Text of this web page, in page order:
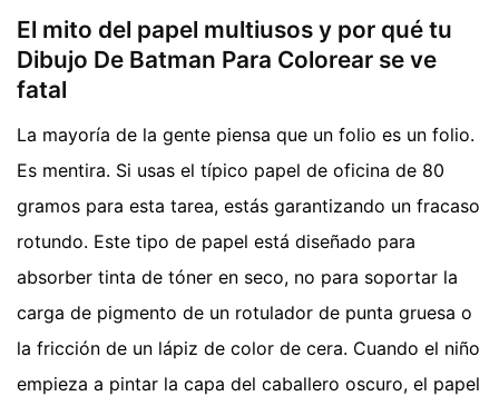
El mito del papel multiusos y por qué tu
Dibujo De Batman Para Colorear se ve
fatal
La mayoría de la gente piensa que un folio es un folio.
Es mentira. Si usas el típico papel de oficina de 80
gramos para esta tarea, estás garantizando un fracaso
rotundo. Este tipo de papel está diseñado para
absorber tinta de tóner en seco, no para soportar la
carga de pigmento de un rotulador de punta gruesa o
la fricción de un lápiz de color de cera. Cuando el niño
empieza a pintar la capa del caballero oscuro, el papel